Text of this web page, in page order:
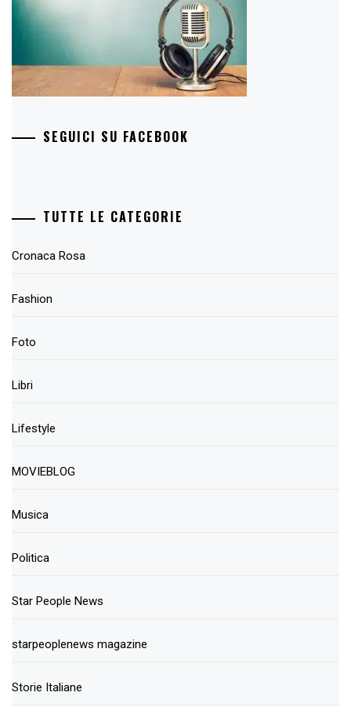
SEGUICI SU FACEBOOK
TUTTE LE CATEGORIE
Cronaca Rosa
Fashion
Foto
Libri
Lifestyle
MOVIEBLOG
Musica
Politica
Star People News
starpeoplenews magazine
Storie Italiane